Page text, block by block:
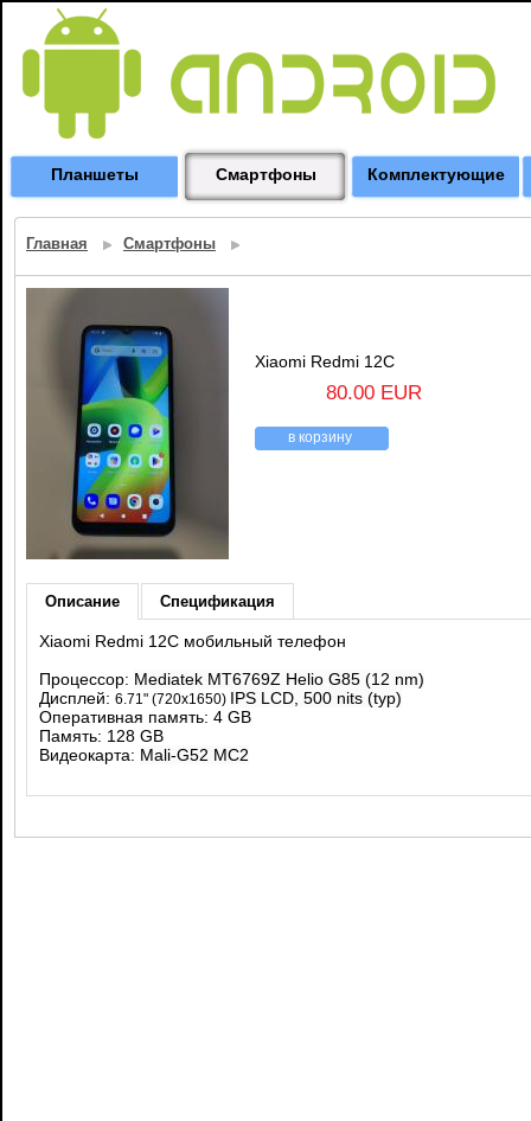
Планшеты Смартфоны Комплектующие
Главная Смартфоны
Xiaomi Redmi 12C
80.00 EUR
в корзину
Описание Спецификация
Xiaomi Redmi 12C мобильный телефон
Процессор: Mediatek MT6769Z Helio G85 (12 nm)
Дисплей: 6.71" (720x1650) IPS LCD, 500 nits (typ)
Оперативная память: 4 GB
Память: 128 GB
Видеокарта: Mali-G52 MC2